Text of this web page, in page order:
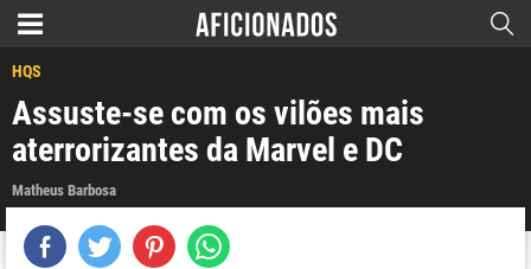
HQS
Assuste-se com os vilões mais
aterrorizantes da Marvel e DC
Matheus Barbosa